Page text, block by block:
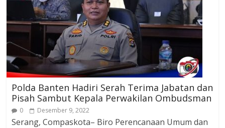
Polda Banten Hadiri Serah Terima Jabatan dan
Pisah Sambut Kepala Perwakilan Ombudsman
0 Desember 9, 2022
Serang, Compaskota– Biro Perencanaan Umum dan